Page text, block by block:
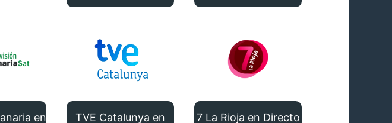
en TVE Catalunya en 7 La Rioja en Directo